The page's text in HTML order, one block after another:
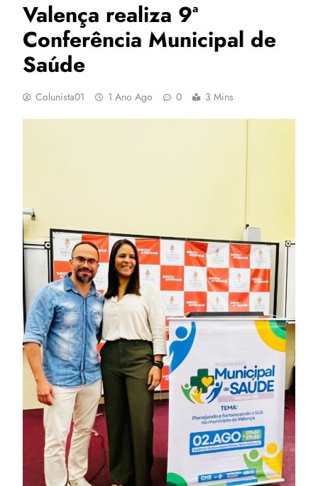
Valença realiza 9ª
Conferência Municipal de
Saúde
Colunista01 1 Ano Ago 0 3 Mins